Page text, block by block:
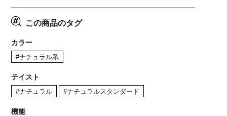
この商品のタグ
カラー
#ナチュラル系
テイスト
#ナチュラル #ナチュラルスタンダード
機能